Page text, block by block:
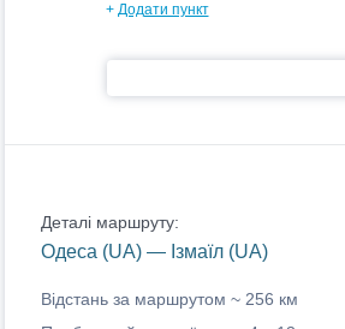
+ Додати пункт
Деталі маршруту:
Одеса (UA) — Ізмаїл (UA)
Відстань за маршрутом ~ 256 км